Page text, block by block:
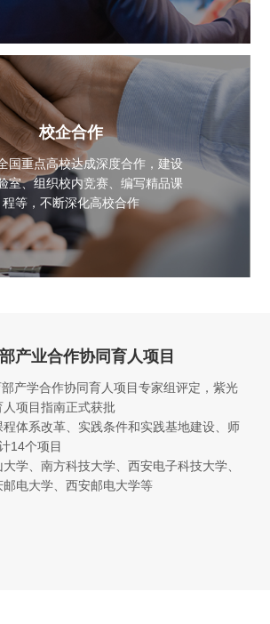
校企合作
国重点高校达成深度合作，建设
室、组织校内竞赛、编写精品课
程等，不断深化高校合作
产业合作协同育人项目
产学合作协同育人项目专家组评定，紫光
项目指南正式获批
体系改革、实践条件和实践基地建设、师
14个项目
学、南方科技大学、西安电子科技大学、
电大学、西安邮电大学等